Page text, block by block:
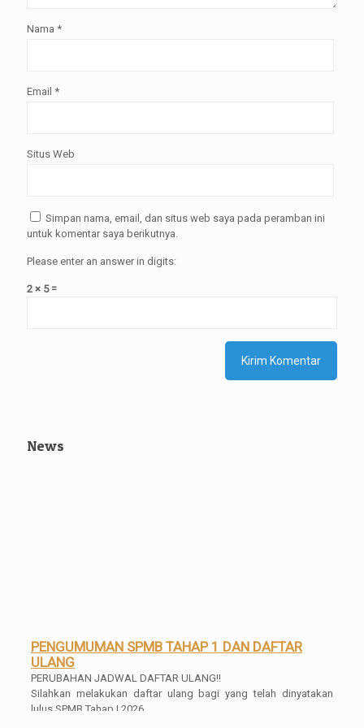
Nama *
Email *
Situs Web
Simpan nama, email, dan situs web saya pada peramban ini
untuk komentar saya berikutnya.
Please enter an answer in digits:
2 × 5 =
News
PENGUMUMAN SPMB TAHAP 1 DAN DAFTAR
ULANG
PERUBAHAN JADWAL DAFTAR ULANG!!
Silahkan melakukan daftar ulang bagi yang telah dinyatakan
lulus SPMB Tahap I 2026